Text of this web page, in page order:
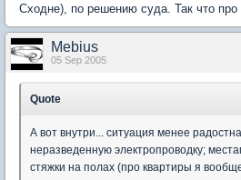
Сходне), по решению суда. Так что
Mebius
05 Sep 2005
Quote
А вот внутри... ситуация менее
неразведенную электропроводку;
стяжки на полах (про квартиры я